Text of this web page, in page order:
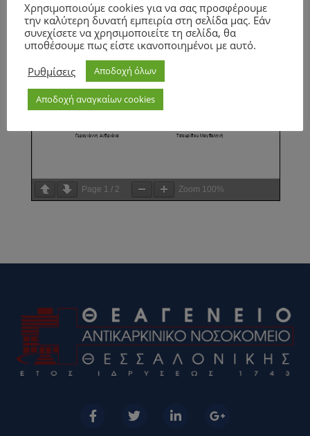
Page 1 / 2 Zoom 100%
Χρησιμοποιούμε cookies για να σας προσφέρουμε
την καλύτερη δυνατή εμπειρία στη σελίδα μας. Εάν
συνεχίσετε να χρησιμοποιείτε τη σελίδα, θα
υποθέσουμε πως είστε ικανοποιημένοι με αυτό.
Ρυθμίσεις
Αποδοχή όλων
Αποδοχή αναγκαίων cookies